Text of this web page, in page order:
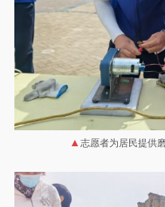
志愿者为居民提供